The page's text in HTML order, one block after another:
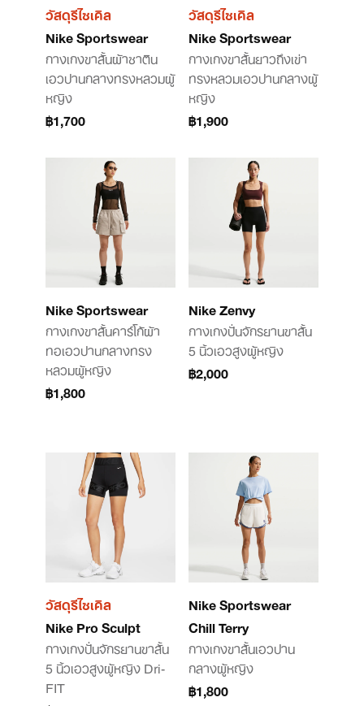
วัสดุรีไซเคิล
Nike Sportswear
กางเกงขาสั้นผ้าซาติน
เอวปานกลางทรงหลวมผู้
หญิง
฿1,700
วัสดุรีไซเคิล
Nike Sportswear
กางเกงขาสั้นยาวถึงเข่า
ทรงหลวมเอวปานกลางผู้
หญิง
฿1,900
Nike Sportswear
กางเกงขาสั้นคาร์โก้ผ้า
ทอเอวปานกลางทรง
หลวมผู้หญิง
฿1,800
Nike Zenvy
กางเกงปั่นจักรยานขาสั้น
5 นิ้วเอวสูงผู้หญิง
฿2,000
วัสดุรีไซเคิล
Nike Pro Sculpt
กางเกงปั่นจักรยานขาสั้น
5 นิ้วเอวสูงผู้หญิง Dri-
FIT
Nike Sportswear
Chill Terry
กางเกงขาสั้นเอวปาน
กลางผู้หญิง
฿1,800